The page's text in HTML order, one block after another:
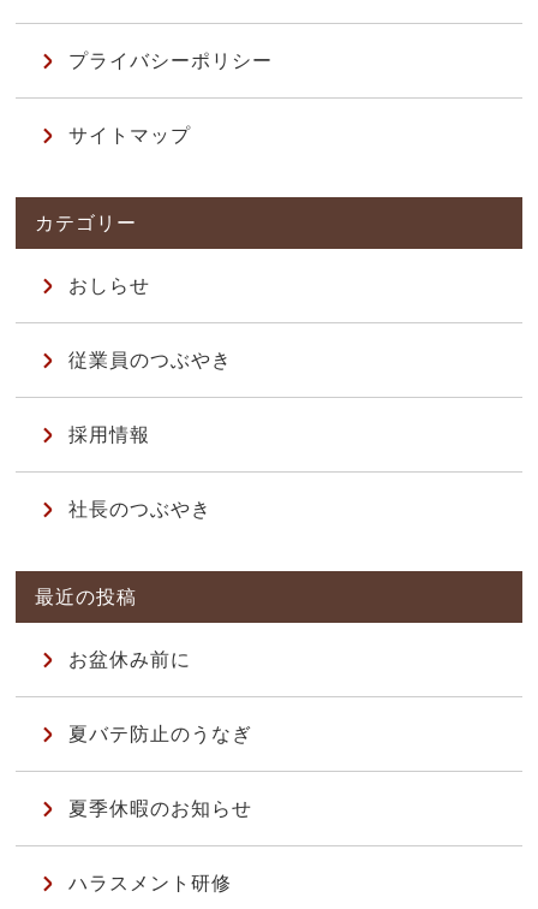
プライバシーポリシー
サイトマップ
おしらせ
従業員のつぶやき
採用情報
社長のつぶやき
お盆休み前に
夏バテ防止のうなぎ
夏季休暇のお知らせ
ハラスメント研修